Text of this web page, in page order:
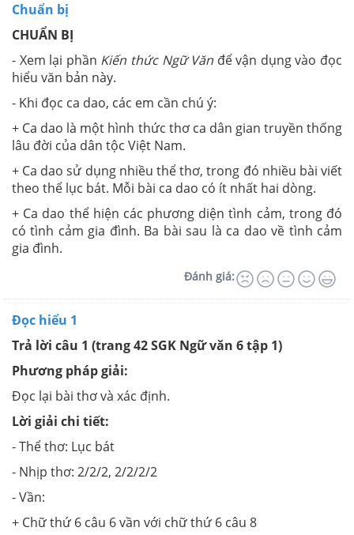
Chuẩn bị
CHUẨN BỊ
- Xem lại phần Kiến thức Ngữ Văn để vận dụng vào đọc
hiểu văn bản này.
- Khi đọc ca dao, các em cần chú ý:
+ Ca dao là một hình thức thơ ca dân gian truyền thống
lâu đời của dân tộc Việt Nam.
+ Ca dao sử dụng nhiều thể thơ, trong đó nhiều bài viết
theo thể lục bát. Mỗi bài ca dao có ít nhất hai dòng.
+ Ca dao thể hiện các phương diện tình cảm, trong đó
có tình cảm gia đình. Ba bài sau là ca dao về tình cảm
gia đình.
Đánh giá:
Đọc hiểu 1
Trả lời câu 1 (trang 42 SGK Ngữ văn 6 tập 1)
Phương pháp giải:
Đọc lại bài thơ và xác định.
Lời giải chi tiết:
- Thể thơ: Lục bát
- Nhịp thơ: 2/2/2, 2/2/2/2
- Vần:
+ Chữ thứ 6 câu 6 vần với chữ thứ 6 câu 8